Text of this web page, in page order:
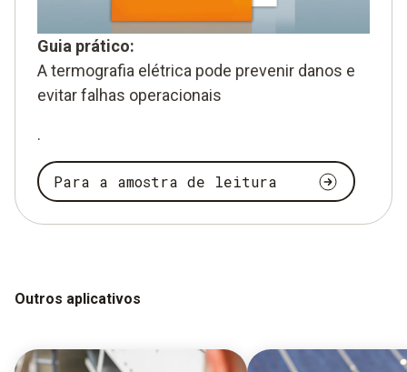
Guia prático:
A termografia elétrica pode prevenir danos e
evitar falhas operacionais
.
Para a amostra de leitura
Outros aplicativos